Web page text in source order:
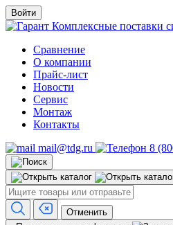
Войти
Комплексные поставки
Сравнение
О компании
Прайс-лист
Новости
Сервис
Монтаж
Контакты
mail@tdg.ru
8
Отменить